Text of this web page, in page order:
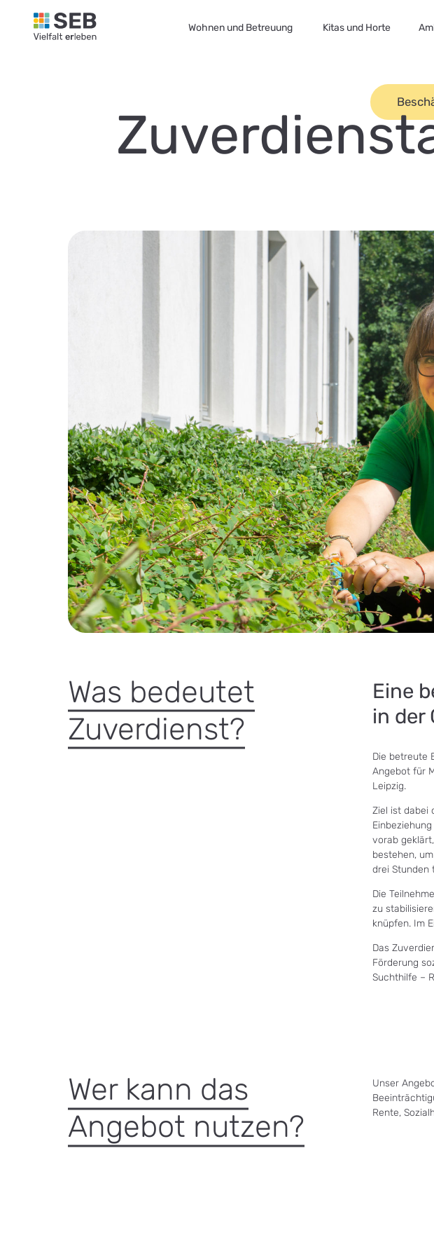
SEB Leipzig, Vielfalt erleben - zur Startseite
Wohnen und Betreuung Kitas und Horte
Was bedeutet
Zuverdienst?
Eine
in der
Die betreute
Angebot für
Leipzig.
Ziel ist dabei
vorab
bestehen,
drei Stunden
Die
zu
knüpfen. Im
Das
Förderung
Suchthilfe –
Wer kann das
Angebot nutzen?
Unser
Rente,